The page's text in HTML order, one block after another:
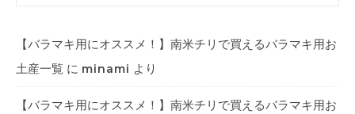
【バラマキ用にオススメ！】南米チリで買えるバラマキ用お
土産一覧 に minami より
【バラマキ用にオススメ！】南米チリで買えるバラマキ用お